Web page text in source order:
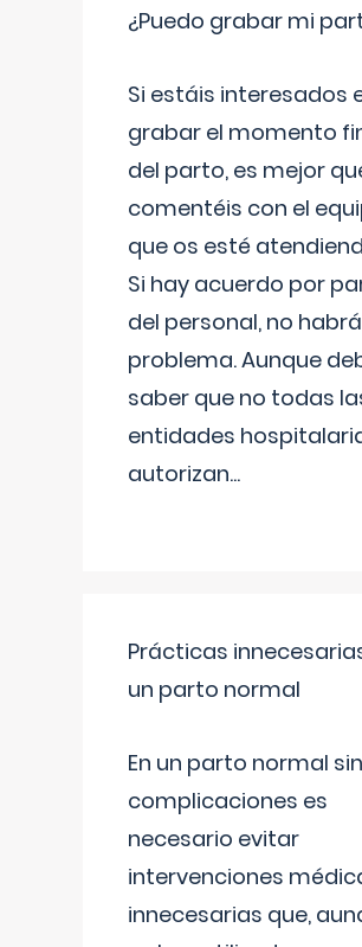
¿Puedo grabar mi
Si estáis interesados
grabar el momento
del parto, es mejor
comentéis con el
que os esté
Si hay acuerdo por
del personal, no habrá
problema. Aunque
saber que no todas
entidades
autorizan...
Prácticas
un parto normal
En un parto normal sin
complicaciones es
necesario evitar
intervenciones
innecesarias que,